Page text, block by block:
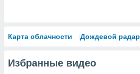
Карта облачности Дождевой радар
Избранные видео